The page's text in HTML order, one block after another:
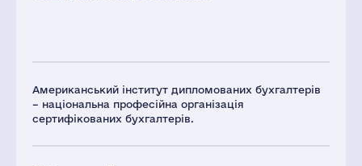
Американський інститут дипломованих бухгалтерів
– національна професійна організація
сертифікованих бухгалтерів.